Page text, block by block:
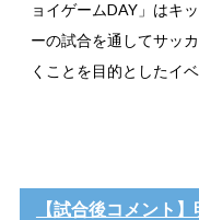
ョイゲームDAY」はキ
ーの試合を通してサッ
くことを目的としたイ
【試合後コメント